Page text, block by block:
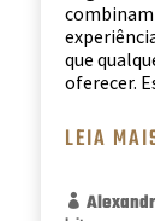
que
oferecer.
LEIA
